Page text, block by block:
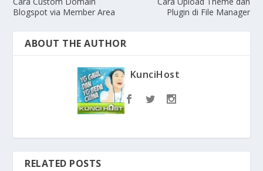
Blogspot via Member Area
Plugin di File Manager
ABOUT THE AUTHOR
KunciHost
RELATED POSTS